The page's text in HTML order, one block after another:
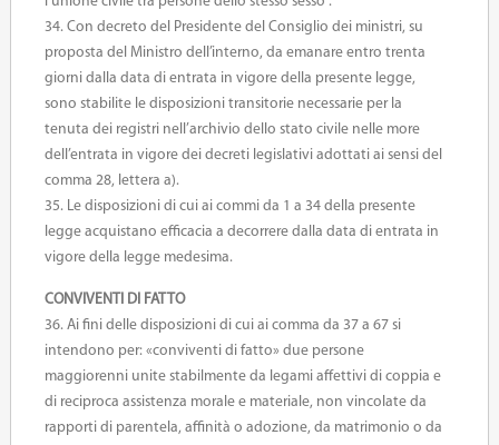
34. Con decreto del Presidente del Consiglio dei ministri, su
proposta del Ministro dell’interno, da emanare entro trenta
giorni dalla data di entrata in vigore della presente legge,
sono stabilite le disposizioni transitorie necessarie per la
tenuta dei registri nell’archivio dello stato civile nelle more
dell’entrata in vigore dei decreti legislativi adottati ai sensi del
comma 28, lettera a).
35. Le disposizioni di cui ai commi da 1 a 34 della presente
legge acquistano efficacia a decorrere dalla data di entrata in
vigore della legge medesima.
CONVIVENTI DI FATTO
36. Ai fini delle disposizioni di cui ai comma da 37 a 67 si
intendono per: «conviventi di fatto» due persone
maggiorenni unite stabilmente da legami affettivi di coppia e
di reciproca assistenza morale e materiale, non vincolate da
rapporti di parentela, affinità o adozione, da matrimonio o da